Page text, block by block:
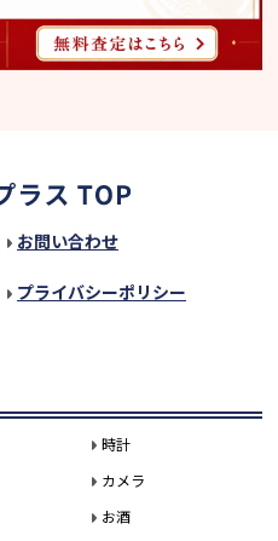
お問い合わせ
プライバシーポリシー
時計
カメラ
お酒